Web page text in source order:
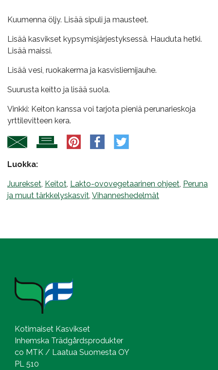
Kuumenna öljy. Lisää sipuli ja mausteet.
Lisää kasvikset kypsymisjärjestyksessä. Hauduta hetki.
Lisää maissi.
Lisää vesi, ruokakerma ja kasvisliemijauhe.
Suurusta keitto ja lisää suola.
Vinkki: Keiton kanssa voi tarjota pieniä perunarieskoja
yrttilevitteen kera.
Luokka:
Juurekset, Keitot, Lakto-ovovegetaarinen ohjeet, Peruna
ja muut tärkkelyskasvit, Vihanneshedelmät
Kotimaiset Kasvikset
Inhemska Trädgårdsprodukter
co MTK / Laatua Suomesta OY
PL 510